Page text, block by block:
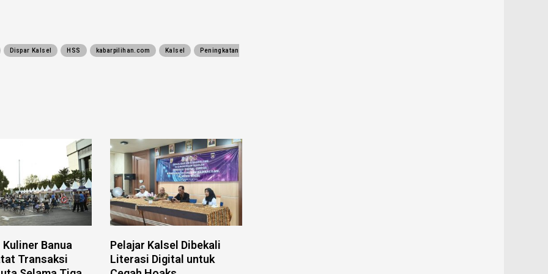
Dispar Kalsel HSS kabarpilihan.com Kalsel Peningkatan
Banua
Transaksi
Pelajar Kalsel Dibekali
Literasi Digital untuk